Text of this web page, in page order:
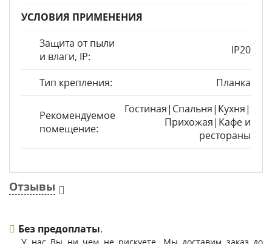
УСЛОВИЯ ПРИМЕНЕНИЯ
Защита от пыли
и влаги, IP:
IP20
Тип крепления: Планка
Рекомендуемое
помещение:
Гостиная|Спальня|Кухня|
Прихожая|Кафе и
рестораны
Отзывы
Без предоплаты.